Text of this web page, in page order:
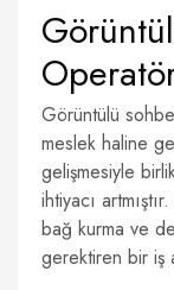
Görüntülü
meslek haline
gelişmesiyle
ihtiyacı
bağ kurma ve
gerektiren bir iş